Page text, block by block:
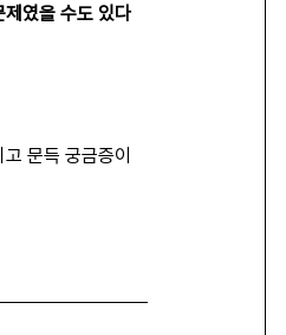
제였을 수도 있다
문득 궁금증이